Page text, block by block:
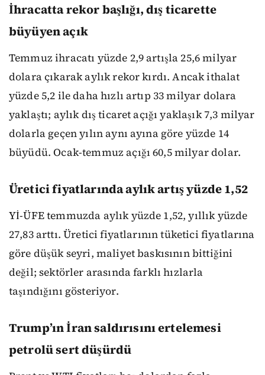
İhracatta rekor başlığı, dış ticarette
büyüyen açık
Temmuz ihracatı yüzde 2,9 artışla 25,6 milyar
dolara çıkarak aylık rekor kırdı. Ancak ithalat
yüzde 5,2 ile daha hızlı artıp 33 milyar dolara
yaklaştı; aylık dış ticaret açığı yaklaşık 7,3 milyar
dolarla geçen yılın aynı ayına göre yüzde 14
büyüdü. Ocak-temmuz açığı 60,5 milyar dolar.
Üretici fiyatlarında aylık artış yüzde 1,52
Yİ-ÜFE temmuzda aylık yüzde 1,52, yıllık yüzde
27,83 arttı. Üretici fiyatlarının tüketici fiyatlarına
göre düşük seyri, maliyet baskısının bittiğini
değil; sektörler arasında farklı hızlarla
taşındığını gösteriyor.
Trump’ın İran saldırısını ertelemesi
petrolü sert düşürdü